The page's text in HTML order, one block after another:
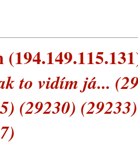
to vidím já...
(29230)